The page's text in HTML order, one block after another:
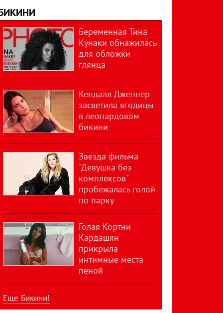
Беременная Тина
Кунаки обнажилась
для обложки
глянца
Кендалл Дженнер
засветила ягодицы
в леопардовом
бикини
Звезда фильма
"Девушка без
комплексов"
пробежалась голой
по парку
Голая Кортни
Кардашян
прикрыла
интимные места
пеной
Еще Бикини!